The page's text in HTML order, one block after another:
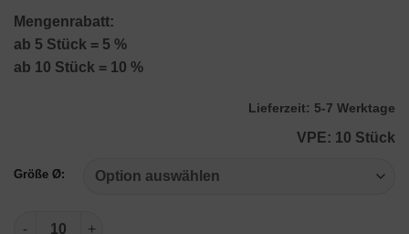
Mengenrabatt:
ab 5 Stück = 5 %
ab 10 Stück = 10 %
Lieferzeit: 5-7 Werktage
VPE: 10 Stück
Größe Ø:
Doublé 24K vergoldet Menge